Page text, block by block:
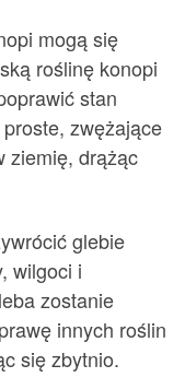
mogą się
roślinę konopi
stan
zwężające
ziemię, drążąc
glebie
wilgoci i
zostanie
innych roślin
się zbytnio.